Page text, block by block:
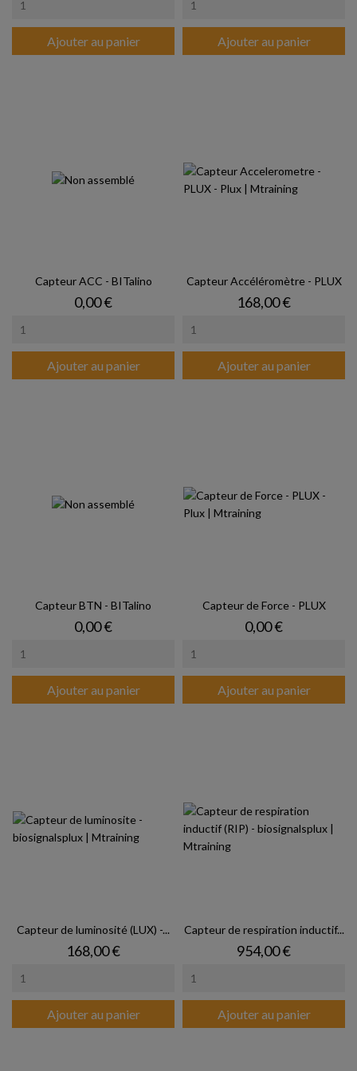
Ajouter au panier Ajouter au panier
Capteur ACC - BITalino
Prix
0,00 €
Ajouter au panier
Capteur Accéléromètre - PLUX
Prix
168,00 €
Ajouter au panier
Capteur BTN - BITalino
Prix
0,00 €
Ajouter au panier
Capteur de Force - PLUX
Prix
0,00 €
Ajouter au panier
Capteur de luminosité (LUX) -...
Prix
168,00 €
Ajouter au panier
Capteur de respiration inductif...
Prix
954,00 €
Ajouter au panier